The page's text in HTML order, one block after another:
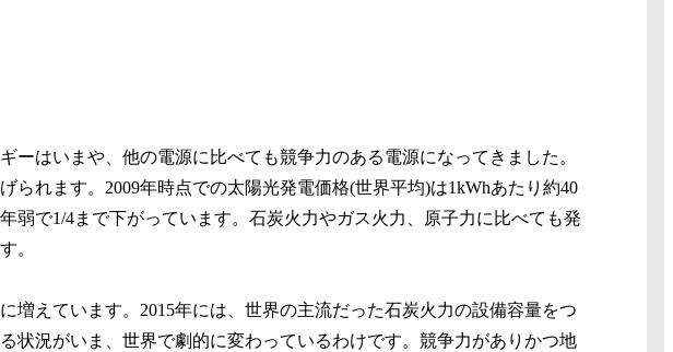
ーはいまや、他の電源に比べても競争力のある電源になってきました。
られます。2009年時点での太陽光発電価格(世界平均)は1kWhあたり約40
弱で1/4まで下がっています。石炭火力やガス火力、原子力に比べても発
。
増えています。2015年には、世界の主流だった石炭火力の設備容量をつ
状況がいま、世界で劇的に変わっているわけです。競争力がありかつ地